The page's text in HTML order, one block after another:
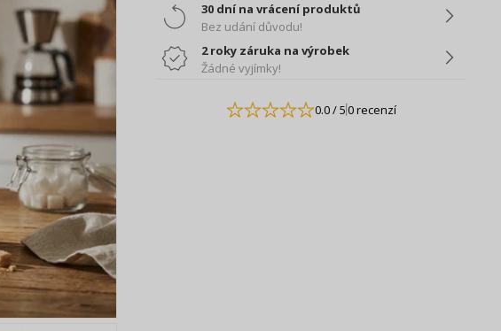
30 dní na vrácení produktů
Bez udání důvodu!
2 roky záruka na výrobek
Žádné vyjímky!
0.0/ 50 recenzí